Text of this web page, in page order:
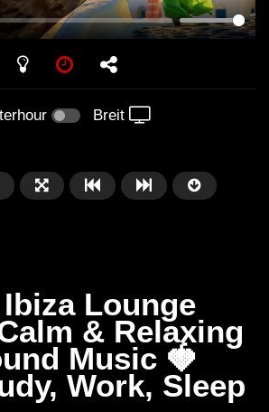
Breit
Später
2024 🍓
Lust. – Runaway
Lounge
& Relaxing
Music 🍓
Work, Sleep